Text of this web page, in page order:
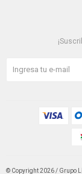
© Copyright 2026 / Grupo